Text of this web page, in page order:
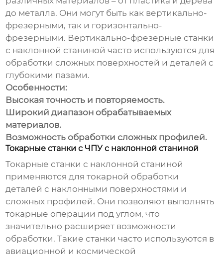
до металла. Они могут быть как вертикально-
фрезерными, так и горизонтально-
фрезерными. Вертикально-фрезерные станки
с наклонной станиной часто используются для
обработки сложных поверхностей и деталей с
глубокими пазами.
Особенности:
Высокая точность и повторяемость.
Широкий диапазон обрабатываемых
материалов.
Возможность обработки сложных профилей.
Токарные станки с ЧПУ с наклонной станиной
Токарные станки с наклонной станиной
применяются для токарной обработки
деталей с наклонными поверхностями и
сложных профилей. Они позволяют выполнять
токарные операции под углом, что
значительно расширяет возможности
обработки. Такие станки часто используются в
авиационной и космической